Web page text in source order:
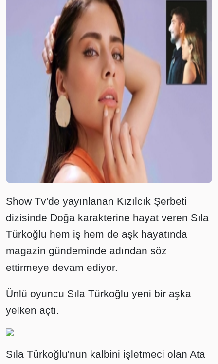
Show Tv'de yayınlanan Kızılcık Şerbeti
dizisinde Doğa karakterine hayat veren Sıla
Türkoğlu hem iş hem de aşk hayatında
magazin gündeminde adından söz
ettirmeye devam ediyor.
Ünlü oyuncu Sıla Türkoğlu yeni bir aşka
yelken açtı.
Sıla Türkoğlu'nun kalbini işletmeci olan Ata